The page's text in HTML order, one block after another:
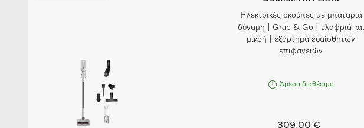
Ηλεκτρικές σκούπες με μπαταρία
δύναμη | Grab & Go | ελαφριά και
μικρή | εξάρτημα ευαίσθητων
επιφανειών
Άμεσα διαθέσιμο
309,00 €